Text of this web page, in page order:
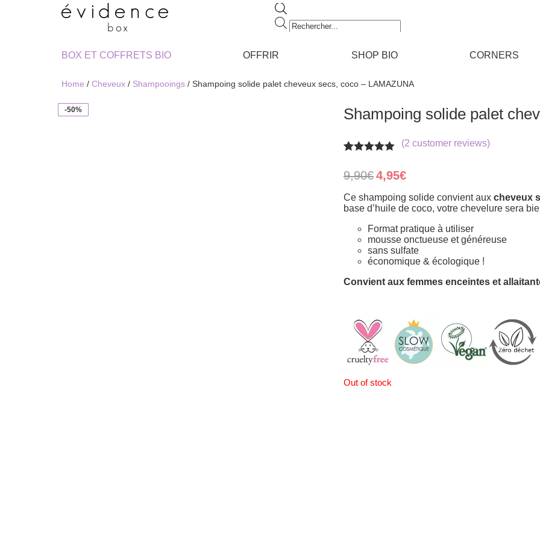
Recherche
de
BOX ET COFFRETS BIO
OFFRIR SHOP BIO CORNERS
Home / Cheveux / Shampooings / Shampoing solide palet cheveux secs, coco – LAMAZUNA
-50% Shampoing solide palet
out of 5
based on
ratings
(2 customer reviews)
9,90€ Original
price
was:
9,90€.
4,95€Current
is:
4,95€.
Ce shampoing solide convient aux cheveux
base d’huile de coco, votre chevelure sera
Format pratique à utiliser
mousse onctueuse et généreuse
sans sulfate
économique & écologique !
Convient aux femmes enceintes et
Out of stock